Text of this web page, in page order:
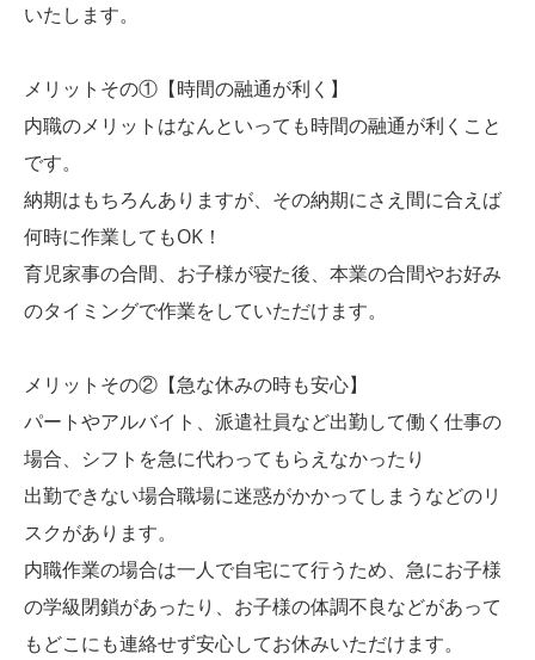
いたします。
メリットその①【時間の融通が利く】
内職のメリットはなんといっても時間の融通が利くこと
です。
納期はもちろんありますが、その納期にさえ間に合えば
何時に作業してもOK！
育児家事の合間、お子様が寝た後、本業の合間やお好み
のタイミングで作業をしていただけます。
メリットその②【急な休みの時も安心】
パートやアルバイト、派遣社員など出勤して働く仕事の
場合、シフトを急に代わってもらえなかったり
出勤できない場合職場に迷惑がかかってしまうなどのリ
スクがあります。
内職作業の場合は一人で自宅にて行うため、急にお子様
の学級閉鎖があったり、お子様の体調不良などがあって
もどこにも連絡せず安心してお休みいただけます。